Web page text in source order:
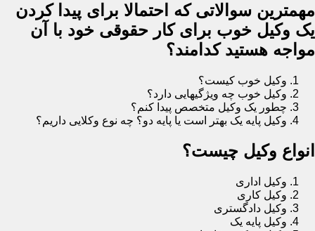
مهمترین سوالاتی که احتمالا برای پیدا کردن
یک وکیل خوب برای کار حقوقی خود با آن
مواجه هستید کدامند؟
وکیل خوب کیست؟
وکیل خوب چه ویژگیهایی دارد؟
چطور یک وکیل متخصص پیدا کنم؟
وکیل پایه یک بهتر است یا پایه دو؟ چه نوع وکلایی داریم؟
انواع وکیل چیست؟
وکیل اداری
وکیل کاری
وکیل دادگستری
وکیل پایه یک